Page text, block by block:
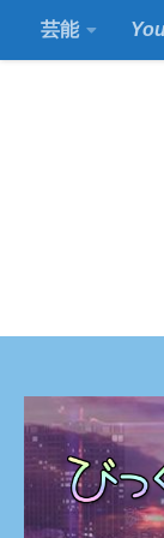
コンテンツの
芸能